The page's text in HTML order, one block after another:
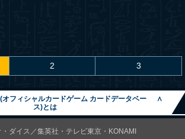
2 3
フィシャルカードゲーム カードデータベー
ス)とは
∧
ダイス／集英社・テレビ東京・KONAMI